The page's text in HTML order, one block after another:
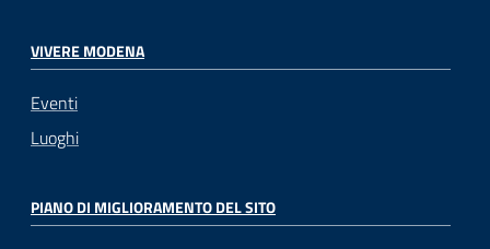
VIVERE MODENA
Eventi
Luoghi
PIANO DI MIGLIORAMENTO DEL SITO